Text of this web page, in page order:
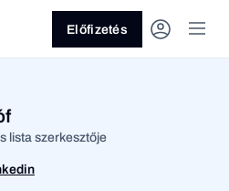
Előfizetés
lista szerkesztője